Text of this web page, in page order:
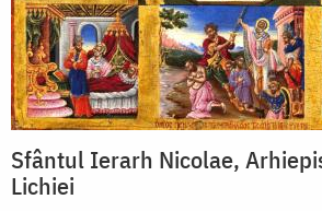
Sfântul Ierarh Nicolae,
Lichiei